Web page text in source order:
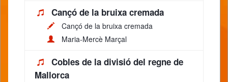
Cançó de la bruixa cremada
Cançó de la bruixa cremada
Maria-Mercè Marçal
Cobles de la divisió del regne de
Mallorca